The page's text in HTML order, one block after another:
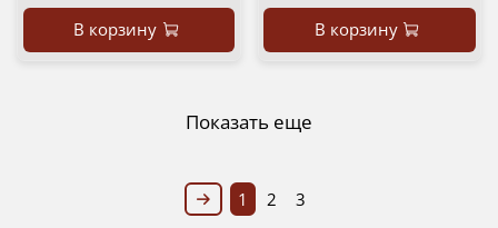
В корзину В корзину
Показать еще
1 2 3